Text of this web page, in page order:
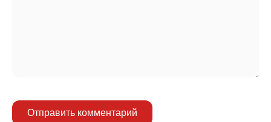
Отправить комментарий